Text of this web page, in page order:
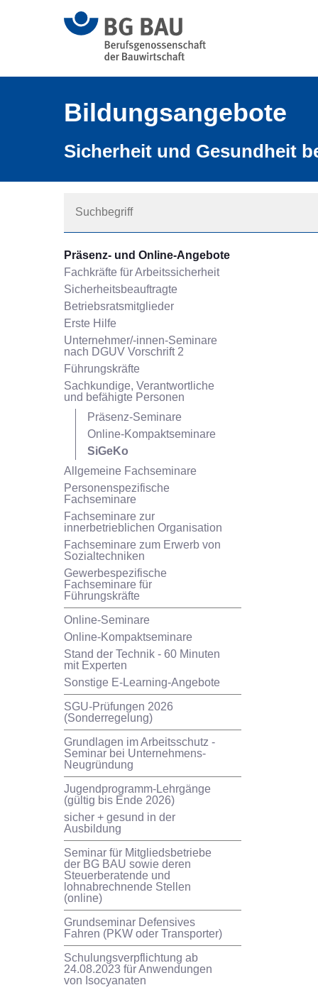
Bildungsangebote
Sicherheit und Gesundheit
Präsenz- und Online-Angebote
Fachkräfte für Arbeitssicherheit
Sicherheitsbeauftragte
Betriebsratsmitglieder
Erste Hilfe
Unternehmer/-innen-Seminare
nach DGUV Vorschrift 2
Führungskräfte
Sachkundige, Verantwortliche
und befähigte Personen
Präsenz-Seminare
Online-Kompaktseminare
SiGeKo
Allgemeine Fachseminare
Personenspezifische
Fachseminare
Fachseminare zur
innerbetrieblichen Organisation
Fachseminare zum Erwerb von
Sozialtechniken
Gewerbespezifische
Fachseminare für
Führungskräfte
Online-Seminare
Online-Kompaktseminare
Stand der Technik - 60 Minuten
mit Experten
Sonstige E-Learning-Angebote
SGU-Prüfungen 2026
(Sonderregelung)
Grundlagen im Arbeitsschutz -
Seminar bei Unternehmens-
Neugründung
Jugendprogramm-Lehrgänge
(gültig bis Ende 2026)
sicher + gesund in der
Ausbildung
Seminar für Mitgliedsbetriebe
der BG BAU sowie deren
Steuerberatende und
lohnabrechnende Stellen
(online)
Grundseminar Defensives
Fahren (PKW oder Transporter)
Schulungsverpflichtung ab
24.08.2023 für Anwendungen
von Isocyanaten